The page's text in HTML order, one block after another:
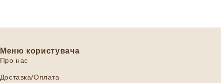
Меню користувача
Про нас
Доставка/Оплата